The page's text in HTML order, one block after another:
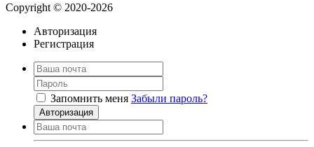
Copyright © 2020-2026
Авторизация
Регистрация
Запомнить меня Забыли пароль?
Авторизация